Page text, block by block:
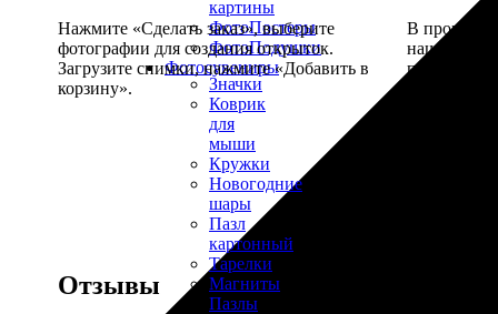
картины
ФотоПостеры
ФотоПодушки
Фотоcувениры
Значки
Коврик
для
мыши
Кружки
Новогодние
шары
Пазл
картонный
Тарелки
Магниты
Пазлы
Нажмите «Сделать заказ», выберите
фотографии для создания открыток.
Загрузите снимки, нажмите «Добавить в
корзину».
В процессе
наши
по
Отзывы